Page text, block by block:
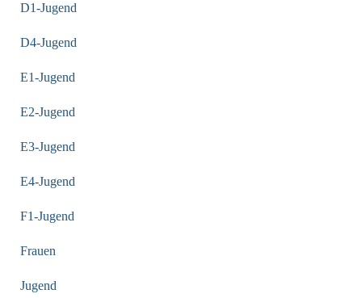
D1-Jugend
D4-Jugend
E1-Jugend
E2-Jugend
E3-Jugend
E4-Jugend
F1-Jugend
Frauen
Jugend